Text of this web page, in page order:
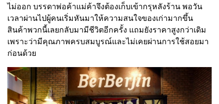
ไม่ออก บรรดาพ่อค้าแม่ค้าจึงต้องเก็บเข้ากรุหลังร้าน พอวัน
เวลาผ่านไปผู้คนเริ่มหันมาให้ความสนใจของเก่ามากขึ้น
สินค้าพวกนี้เลยกลับมามีชีวิตอีกครั้ง แถมยังราคาสูงกว่าเดิม
เพราะว่ามีคุณภาพครบสมบูรณ์และไม่เคยผ่านการใช้สอยมา
ก่อนด้วย